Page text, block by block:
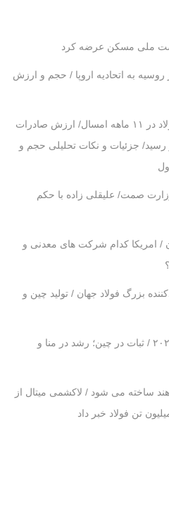
ملی مسکن عرضه کرد
به اتحادیه اروپا / حجم و ارزش
صادرات ۱۱.۶ میلیون تن آهن و فولاد در ۱۱ ماهه امسال/ ارزش صادرات
مرز ۷ میلیارد دلار رسید/ جزئیات و نکات تحلیلی حجم و
صمت/ علیقلی زاده با حکم
امریکا کدام شرکت ‌های معدنی و
بزرگ فولاد جهان / تولید چین و
پیش بینی مصرف فولاد در سال ۲۰۲۴ / ثبات در چین؛ رشد در منا و
ساخته می شود / لاکشمی میتال از